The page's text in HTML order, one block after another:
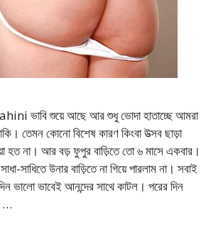
ভাবি শুয়ে আছে আর শুধু ভোদা হাতাচ্ছে আমরা
তেমন কোনো বিশেষ কারণ কিংবা উত্সব ছাড়া
হত না। আর বড় ফুপুর বাড়িতে তো ৬ মাসে একবার।
সাধিতে উনার বাড়িতে না গিয়ে পারলাম না। সবাই
ভালো ভাবেই আনন্দের সাথে কাটল। পরের দিন
…